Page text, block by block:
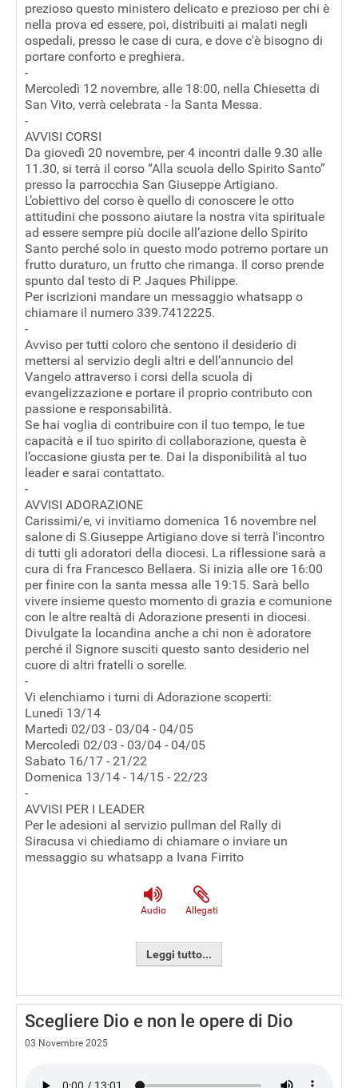
prezioso questo ministero delicato e prezioso per chi è
nella prova ed essere, poi, distribuiti ai malati negli
ospedali, presso le case di cura, e dove c'è bisogno di
portare conforto e preghiera.
-
Mercoledì 12 novembre, alle 18:00, nella Chiesetta di
San Vito, verrà celebrata - la Santa Messa.
-
AVVISI CORSI
Da giovedì 20 novembre, per 4 incontri dalle 9.30 alle
11.30, si terrà il corso “Alla scuola dello Spirito Santo”
presso la parrocchia San Giuseppe Artigiano.
L’obiettivo del corso è quello di conoscere le otto
attitudini che possono aiutare la nostra vita spirituale
ad essere sempre più docile all’azione dello Spirito
Santo perché solo in questo modo potremo portare un
frutto duraturo, un frutto che rimanga. Il corso prende
spunto dal testo di P. Jaques Philippe.
Per iscrizioni mandare un messaggio whatsapp o
chiamare il numero 339.7412225.
-
Avviso per tutti coloro che sentono il desiderio di
mettersi al servizio degli altri e dell’annuncio del
Vangelo attraverso i corsi della scuola di
evangelizzazione e portare il proprio contributo con
passione e responsabilità.
Se hai voglia di contribuire con il tuo tempo, le tue
capacità e il tuo spirito di collaborazione, questa è
l’occasione giusta per te. Dai la disponibilità al tuo
leader e sarai contattato.
-
AVVISI ADORAZIONE
Carissimi/e, vi invitiamo domenica 16 novembre nel
salone di S.Giuseppe Artigiano dove si terrà l'incontro
di tutti gli adoratori della diocesi. La riflessione sarà a
cura di fra Francesco Bellaera. Si inizia alle ore 16:00
per finire con la santa messa alle 19:15. Sarà bello
vivere insieme questo momento di grazia e comunione
con le altre realtà di Adorazione presenti in diocesi.
Divulgate la locandina anche a chi non è adoratore
perché il Signore susciti questo santo desiderio nel
cuore di altri fratelli o sorelle.
-
Vi elenchiamo i turni di Adorazione scoperti:
Lunedì 13/14
Martedì 02/03 - 03/04 - 04/05
Mercoledì 02/03 - 03/04 - 04/05
Sabato 16/17 - 21/22
Domenica 13/14 - 14/15 - 22/23
-
AVVISI PER I LEADER
Per le adesioni al servizio pullman del Rally di
Siracusa vi chiediamo di chiamare o inviare un
messaggio su whatsapp a Ivana Firrito
Audio Allegati
Leggi tutto...
Scegliere Dio e non le opere di Dio
03 Novembre 2025